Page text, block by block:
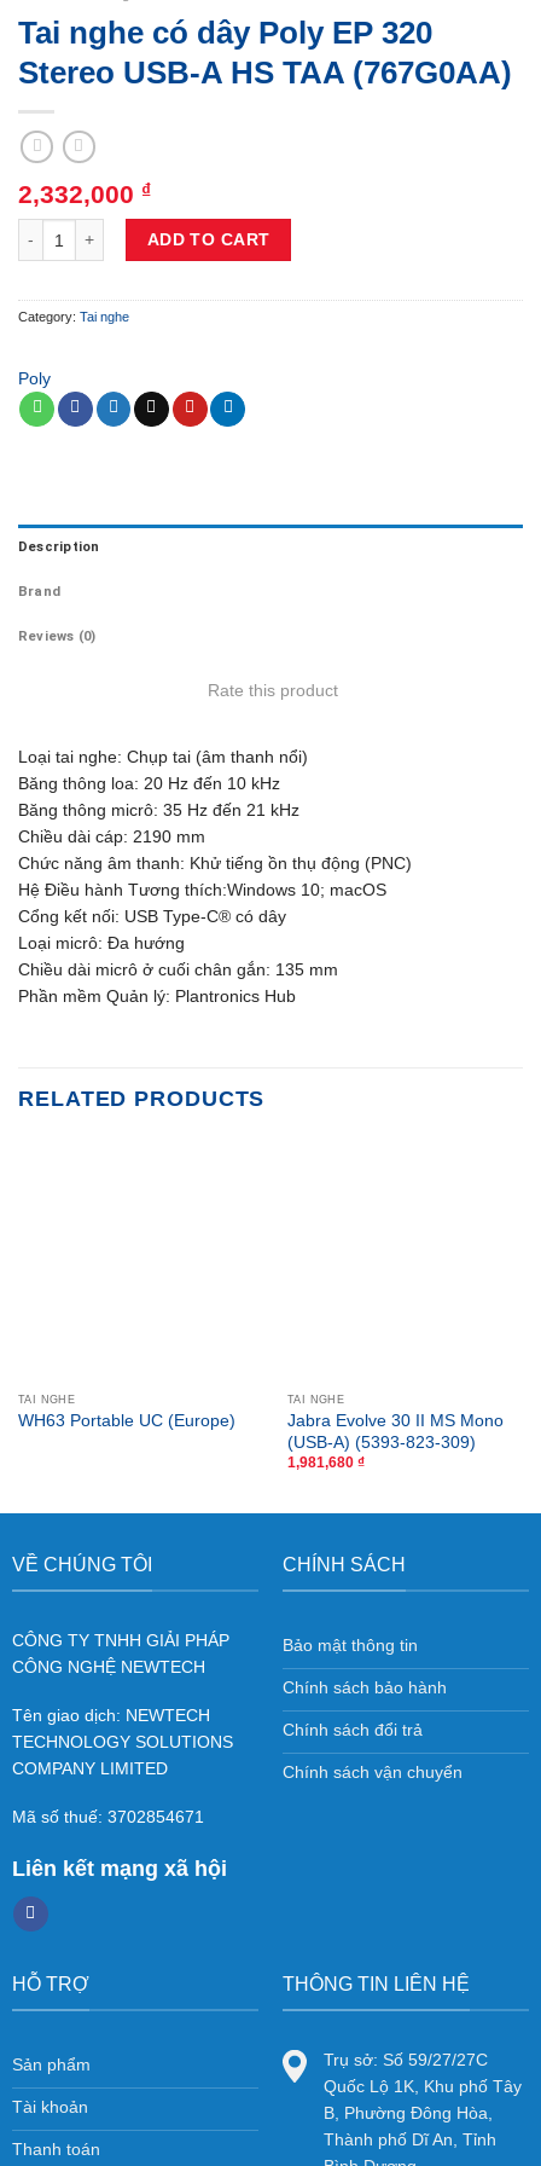
Tai nghe có dây Poly EP 320
Stereo USB-A HS TAA (767G0AA)
2,332,000 ₫
Tai nghe có dây Poly EP 320 Stereo USB-A HS TAA (767G0AA)
ADD TO CART
Category: Tai nghe
Poly
Description
Brand
Reviews (0)
Rate this product
Loại tai nghe: Chụp tai (âm thanh nổi)
Băng thông loa: 20 Hz đến 10 kHz
Băng thông micrô: 35 Hz đến 21 kHz
Chiều dài cáp: 2190 mm
Chức năng âm thanh: Khử tiếng ồn thụ động (PNC)
Hệ Điều hành Tương thích:Windows 10; macOS
Cổng kết nối: USB Type-C® có dây
Loại micrô: Đa hướng
Chiều dài micrô ở cuối chân gắn: 135 mm
Phần mềm Quản lý: Plantronics Hub
RELATED PRODUCTS
TAI NGHE
WH63 Portable UC (Europe)
TAI NGHE
Jabra Evolve 30 II MS Mono
(USB-A) (5393-823-309)
1,981,680 ₫
VỀ CHÚNG TÔI
CÔNG TY TNHH GIẢI PHÁP
CÔNG NGHỆ NEWTECH
Tên giao dịch: NEWTECH
TECHNOLOGY SOLUTIONS
COMPANY LIMITED
Mã số thuế: 3702854671
Liên kết mạng xã hội
CHÍNH SÁCH
Bảo mật thông tin
Chính sách bảo hành
Chính sách đổi trả
Chính sách vận chuyển
HỖ TRỢ
Sản phẩm
Tài khoản
Thanh toán
THÔNG TIN LIÊN HỆ
Trụ sở: Số 59/27/27C
Quốc Lộ 1K, Khu phố Tây
B, Phường Đông Hòa,
Thành phố Dĩ An, Tỉnh